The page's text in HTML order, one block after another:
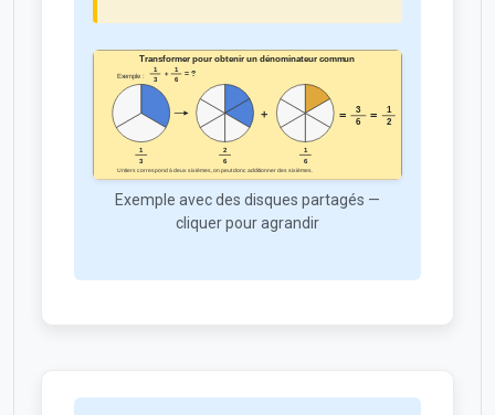
Exemple avec des disques partagés —
cliquer pour agrandir